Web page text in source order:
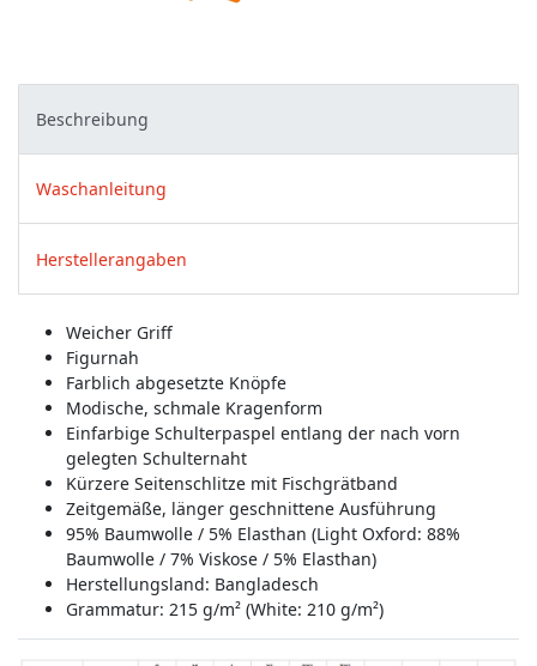
Beschreibung
Waschanleitung
Herstellerangaben
Weicher Griff
Figurnah
Farblich abgesetzte Knöpfe
Modische, schmale Kragenform
Einfarbige Schulterpaspel entlang der nach vorn
gelegten Schulternaht
Kürzere Seitenschlitze mit Fischgrätband
Zeitgemäße, länger geschnittene Ausführung
95% Baumwolle / 5% Elasthan (Light Oxford: 88%
Baumwolle / 7% Viskose / 5% Elasthan)
Herstellungsland: Bangladesch
Grammatur: 215 g/m² (White: 210 g/m²)